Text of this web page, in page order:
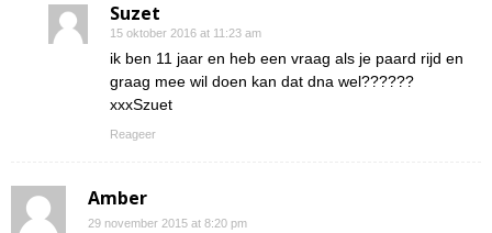
Suzet
15 oktober 2016 at 11:23 am
ik ben 11 jaar en heb een vraag als je paard rijd en
graag mee wil doen kan dat dna wel??????
xxxSzuet
Reageer
Amber
29 november 2015 at 8:20 pm